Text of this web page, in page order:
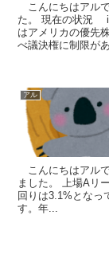
こんにちはアル
た。 現在の状況 i
はアメリカの優先
べ議決権に制限が
アル
こんにちはアル
ました。 上場Aリ
回りは3.1%となっ
す。年...